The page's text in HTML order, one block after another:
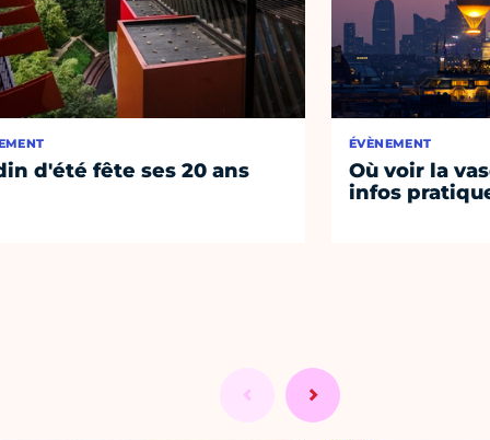
d'été fête ses 20 ans
ÉVÈNEMENT
Où voir la
infos